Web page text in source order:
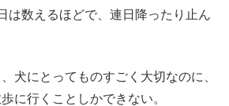
は数えるほどで、連日降ったり止ん
犬にとってものすごく大切なのに、
に行くことしかできない。